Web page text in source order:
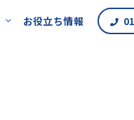
お役立ち情報